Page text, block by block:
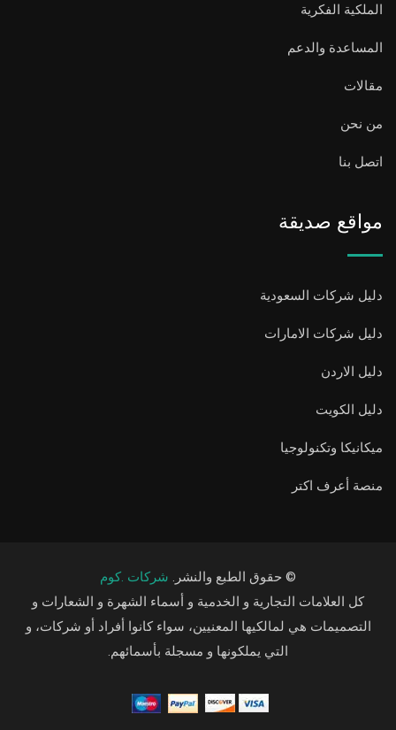
الملكية الفكرية
المساعدة والدعم
مقالات
من نحن
اتصل بنا
مواقع صديقة
دليل شركات السعودية
دليل شركات الامارات
دليل الاردن
دليل الكويت
ميكانيكا وتكنولوجيا
منصة أعرف اكتر
© حقوق الطبع والنشر. شركات .كوم
كل العلامات التجارية و الخدمية و أسماء الشهرة و الشعارات و
التصميمات هي لمالكيها المعنيين، سواء كانوا أفراد أو شركات، و
التي يملكونها و مسجلة بأسمائهم.